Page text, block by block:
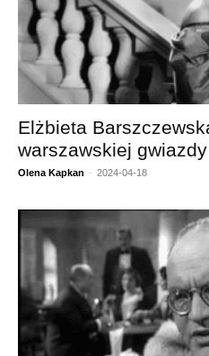
Elżbieta
warszawskiej
Olena Kapkan - 2024-04-18